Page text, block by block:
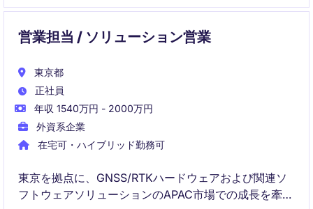
営業担当 / ソリューション営業
東京都
正社員
年収 1540万円 - 2000万円
外資系企業
在宅可・ハイブリッド勤務可
東京を拠点に、GNSS/RTKハードウェアおよび関連ソ
フトウェアソリューションのAPAC市場での成長を牽引